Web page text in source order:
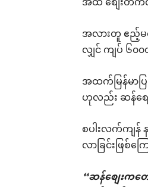
အလားတူ ဧည့်
လျှင် ကျပ် ၆၀
အထက်မြန်မာ
ဟုလည်း ဆန်စ
စပါးလက်ကျန်
လာခြင်းဖြစ်
“ဆန်စျေးက